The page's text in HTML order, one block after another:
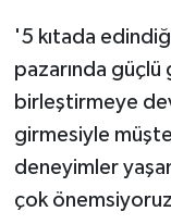
'5 kıtada
pazarında
birleştirmeye
girmesiyle
deneyimler
çok